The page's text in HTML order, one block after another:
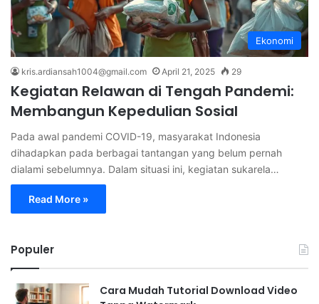
Ekonomi
kris.ardiansah1004@gmail.com April 21, 2025 29
Kegiatan Relawan di Tengah Pandemi:
Membangun Kepedulian Sosial
Pada awal pandemi COVID-19, masyarakat Indonesia
dihadapkan pada berbagai tantangan yang belum pernah
dialami sebelumnya. Dalam situasi ini, kegiatan sukarela…
Read More »
Populer
Cara Mudah Tutorial Download Video